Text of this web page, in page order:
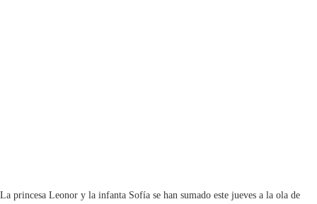
La princesa Leonor y la infanta Sofía se han sumado este jueves a la ola de